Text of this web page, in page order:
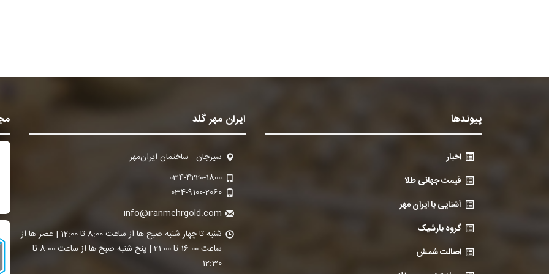
پیوندها
اخبار
قیمت جهانی طلا
آشنایی با ایران مهر
گروه بارشیک
اصالت شمش
ایران مهر گلد
سیرجان - ساختمان ایران‌مهر
034-4220-1800
034-9100-2060
info@iranmehrgold.com
شنبه تا چهار شنبه صبح ها از ساعت 8:00 تا 12:00 | عصر ها از
ساعت 16:00 تا 21:00 | پنج شنبه صبح ها از ساعت 8:00 تا
12:30